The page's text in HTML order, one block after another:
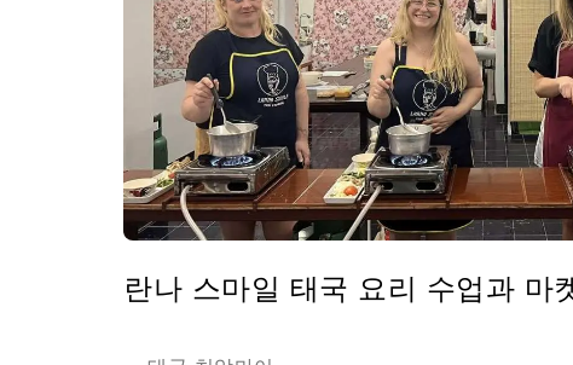
란나 스마일 태국 요리 수업과 마